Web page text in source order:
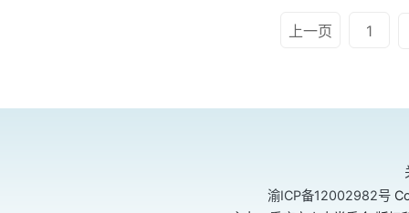
上一页 1
渝ICP备12002982号